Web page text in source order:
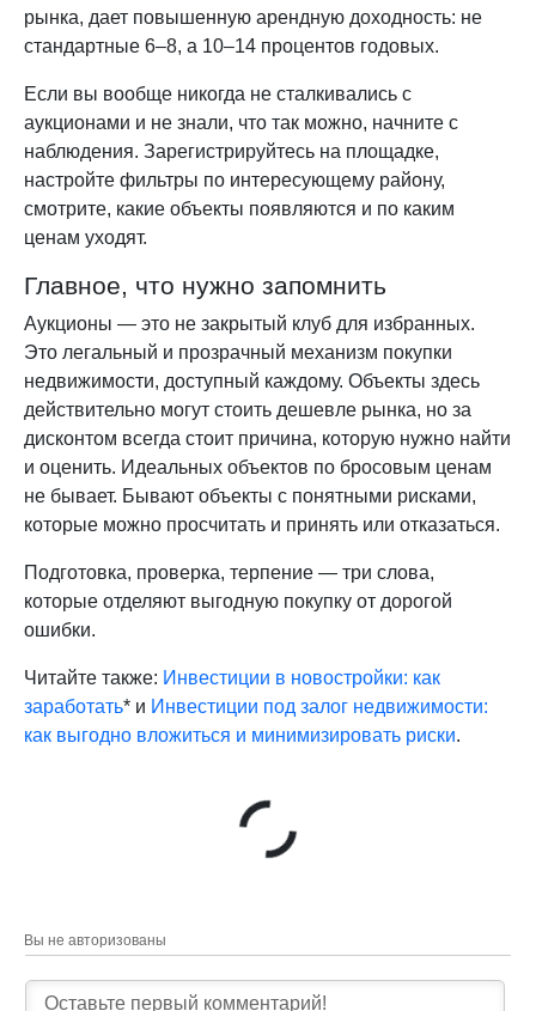
рынка, дает повышенную арендную доходность: не
стандартные 6–8, а 10–14 процентов годовых.
Если вы вообще никогда не сталкивались с
аукционами и не знали, что так можно, начните с
наблюдения. Зарегистрируйтесь на площадке,
настройте фильтры по интересующему району,
смотрите, какие объекты появляются и по каким
ценам уходят.
Главное, что нужно запомнить
Аукционы — это не закрытый клуб для избранных.
Это легальный и прозрачный механизм покупки
недвижимости, доступный каждому. Объекты здесь
действительно могут стоить дешевле рынка, но за
дисконтом всегда стоит причина, которую нужно найти
и оценить. Идеальных объектов по бросовым ценам
не бывает. Бывают объекты с понятными рисками,
которые можно просчитать и принять или отказаться.
Подготовка, проверка, терпение — три слова,
которые отделяют выгодную покупку от дорогой
ошибки.
Читайте также: Инвестиции в новостройки: как
заработать* и Инвестиции под залог недвижимости:
как выгодно вложиться и минимизировать риски.
Вы не авторизованы